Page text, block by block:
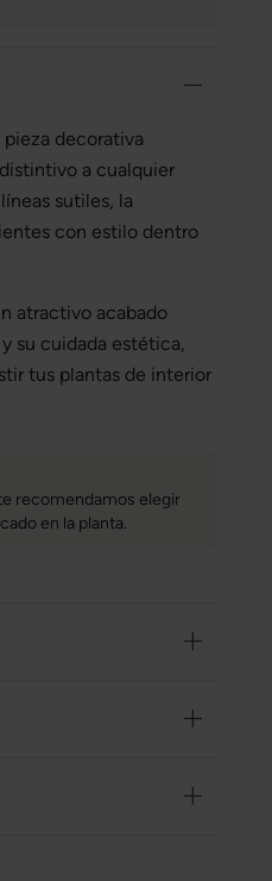
decorativa
a cualquier
sutiles, la
con estilo dentro
atractivo acabado
su cuidada estética,
tus plantas de interior
recomendamos elegir
en la planta.